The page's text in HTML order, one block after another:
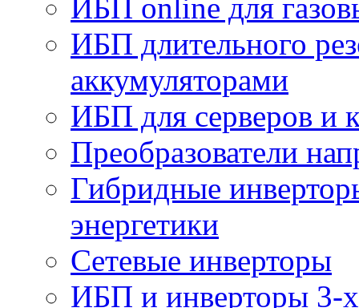
ИБП online для
ИБП длительного
аккумуляторами
ИБП для серверов и
Преобразователи
Гибридные
энергетики
Сетевые инверторы
ИБП и инверторы 3-